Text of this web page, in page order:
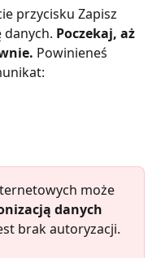
przycisku Zapisz
Poczekaj, aż
Powinieneś
może
danych
brak autoryzacji.